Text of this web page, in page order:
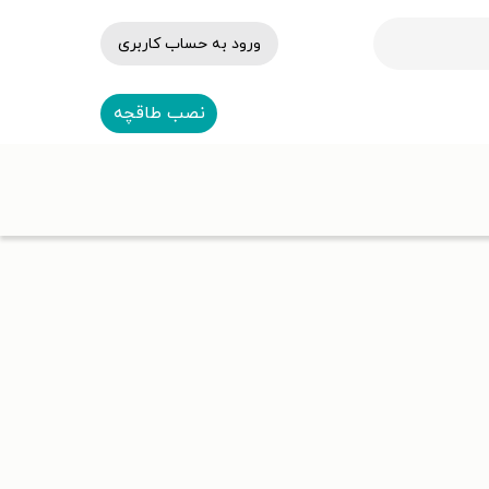
ورود به حساب کاربری
نصب طاقچه